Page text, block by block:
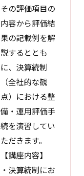
その評価項目の
内容から評価結
果の記載例を解
説するととも
に、決算統制
（全社的な観
点）における整
備・運用評価手
続を演習してい
ただきます。
【講座内容】
・決算統制にお